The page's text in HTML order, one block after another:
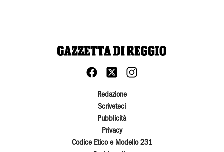
Redazione
Scriveteci
Pubblicità
Privacy
Codice Etico e Modello 231